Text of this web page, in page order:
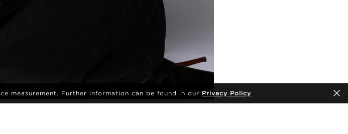
measurement. Further information can be found in our Privacy Policy